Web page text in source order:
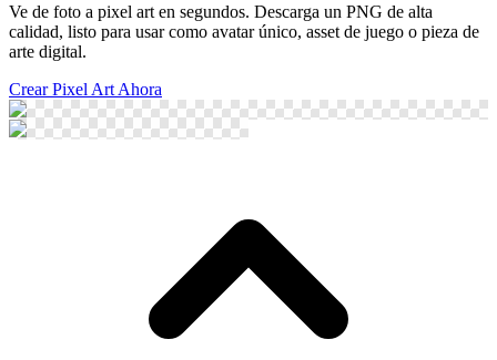
Ve de foto a pixel art en segundos. Descarga un PNG de alta
calidad, listo para usar como avatar único, asset de juego o pieza de
arte digital.
Crear Pixel Art Ahora